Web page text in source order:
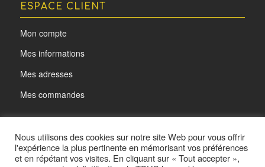
ESPACE CLIENT
Mon compte
Mes informations
Mes adresses
Mes commandes
Nous utilisons des cookies sur notre site Web pour vous offrir
l'expérience la plus pertinente en mémorisant vos préférences
et en répétant vos visites. En cliquant sur « Tout accepter »,